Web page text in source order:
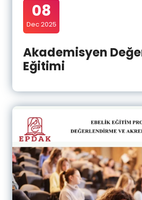
08
Dec 2025
Akademisyen
Eğitimi